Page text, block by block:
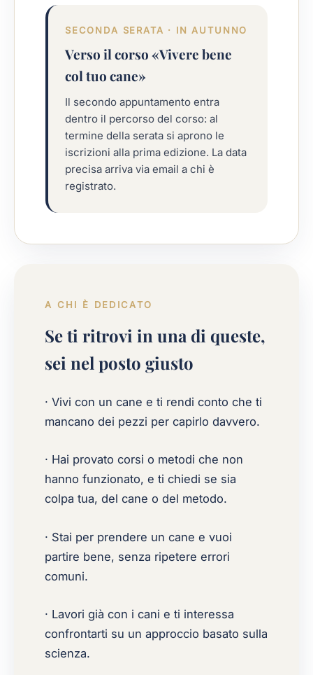
SECONDA SERATA · IN AUTUNNO
Verso il corso «Vivere bene
col tuo cane»
Il secondo appuntamento entra
dentro il percorso del corso: al
termine della serata si aprono le
iscrizioni alla prima edizione. La data
precisa arriva via email a chi è
registrato.
A CHI È DEDICATO
Se ti ritrovi in una di queste,
sei nel posto giusto
· Vivi con un cane e ti rendi conto che ti
mancano dei pezzi per capirlo davvero.
· Hai provato corsi o metodi che non
hanno funzionato, e ti chiedi se sia
colpa tua, del cane o del metodo.
· Stai per prendere un cane e vuoi
partire bene, senza ripetere errori
comuni.
· Lavori già con i cani e ti interessa
confrontarti su un approccio basato sulla
scienza.